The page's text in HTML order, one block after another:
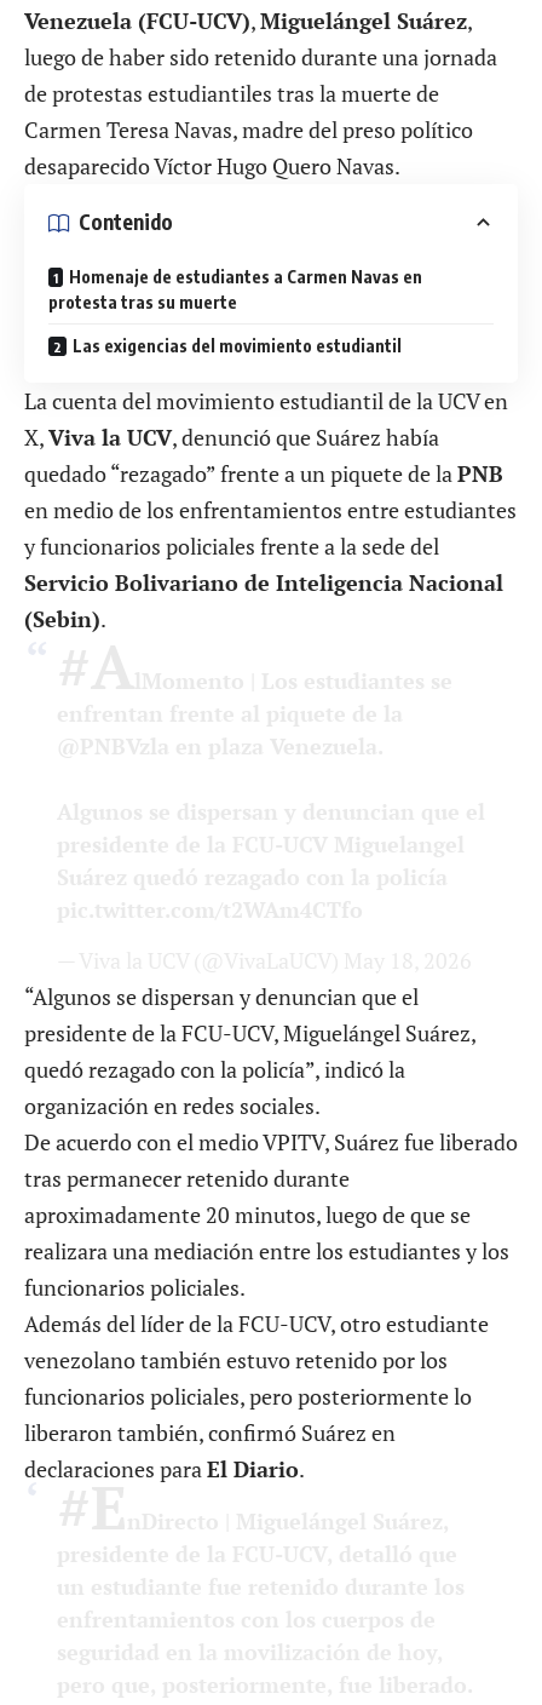
Venezuela (FCU-UCV),Miguelángel Suárez,
luego de haber sido retenido durante una jornada
de protestas estudiantiles tras la muerte de
Carmen Teresa Navas, madre del preso político
desaparecido Víctor Hugo Quero Navas.
Contenido
Homenaje de estudiantes a Carmen Navas en
protesta tras su muerte
Las exigencias del movimiento estudiantil
La cuenta del movimiento estudiantil de la UCV en
X,Viva la UCV, denunció que Suárez había
quedado “rezagado” frente a un piquete de la PNB
en medio de los enfrentamientos entre estudiantes
y funcionarios policiales frente a la sede del
Servicio Bolivariano de Inteligencia Nacional
(Sebin).
“Algunos se dispersan y denuncian que el
presidente de la FCU-UCV, Miguelángel Suárez,
quedó rezagado con la policía”, indicó la
organización en redes sociales.
De acuerdo con el medio VPITV, Suárez fue liberado
tras permanecer retenido durante
aproximadamente 20 minutos, luego de que se
realizara una mediación entre los estudiantes y los
funcionarios policiales.
Además del líder de la FCU-UCV, otro estudiante
venezolano también estuvo retenido por los
funcionarios policiales, pero posteriormente lo
liberaron también, confirmó Suárez en
declaraciones paraEl Diario.